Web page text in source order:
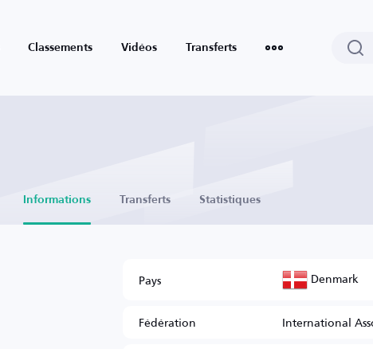
Classements Vidéos Transferts
Informations Transferts Statistiques
Pays Denmark
Fédération
International